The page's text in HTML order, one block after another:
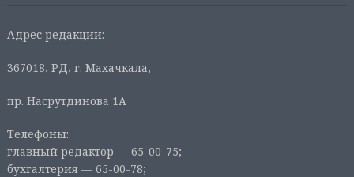
Адрес редакции:
367018, РД, г. Махачкала,
пр. Насрутдинова 1А
Телефоны:
главный редактор — 65-00-75;
бухгалтерия — 65-00-78;